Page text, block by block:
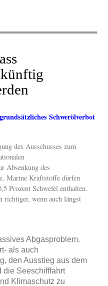
Schwerölverbot
des Ausschusses zum
Absenkung des
Marine Kraftstoffe dürfen
Prozent Schwefel enthalten.
richtiger, wenn auch längst
Abgasproblem.
als auch
den Ausstieg aus dem
die Seeschifffahrt
Klimaschutz zu